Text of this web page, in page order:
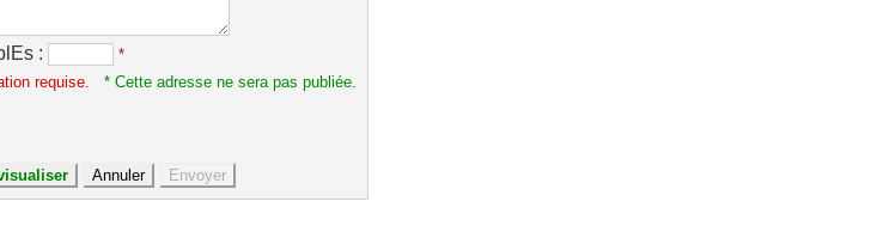
:
*
requise.
* Cette adresse ne sera pas publiée.